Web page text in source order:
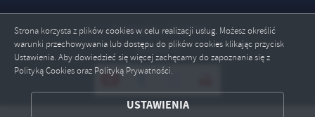
Strona korzysta z plików cookies w celu realizacji usług. Możesz określić
warunki przechowywania lub dostępu do plików cookies klikając przycisk
Ustawienia. Aby dowiedzieć się więcej zachęcamy do zapoznania się z
Polityką Cookies oraz Polityką Prywatności.
USTAWIENIA
ZAPISZ WYBRANE
Odwiedzin: 1073361
Online: 1